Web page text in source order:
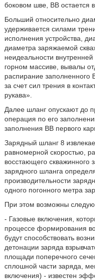
боковом шве, ВВ остается
Больший относительно
удерживается силами
исполнения устройства,
диаметра заряжаемой
неидеальности
горном массиве, вывалы
распирание заполненного
за счет сил трения в
рукава».
Далее шланг опускают до
операция по его
заполнения ВВ первого
Зарядный шланг 8
равномерной скоростью,
восстающего скважинного
зарядного шланга
производительности
одного погонного метра
При этом возможны
- Газовые включения,
процессе формирования
будут способствовать
детонации заряда
площади поперечного
сплошной части заряда,
включения) - известен